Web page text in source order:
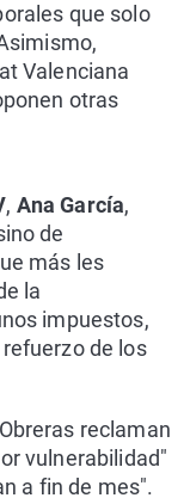
que solo
Valenciana
otras
, Ana García,
de
más les
la
impuestos,
de los
reclaman
vulnerabilidad"
a fin de mes".